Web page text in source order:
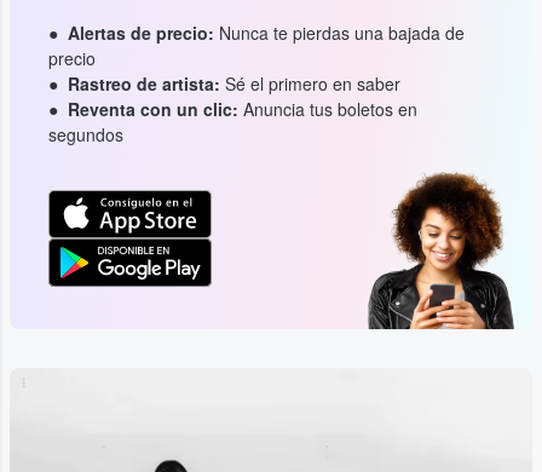
Alertas de precio: Nunca te pierdas una bajada de
precio
Rastreo de artista: Sé el primero en saber
Reventa con un clic: Anuncia tus boletos en
segundos